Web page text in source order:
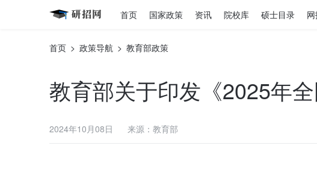
首页 国家政策 资讯 院校库 硕士目录
首页 > 政策导航 > 教育部政策
教育部关于印发《2025年
2024年10月08日 来源：教育部